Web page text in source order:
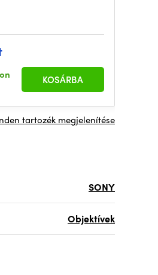
KOSÁRBA
tartozék megjelenítése
SONY
Objektívek